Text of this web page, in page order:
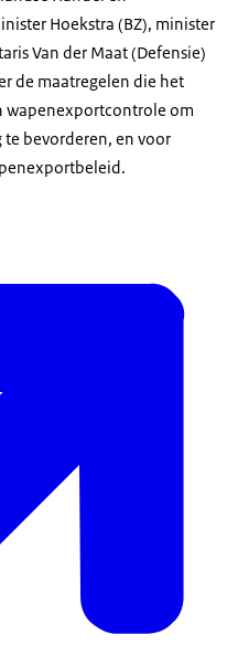
Hoekstra (BZ), minister
Van der Maat (Defensie)
de maatregelen die het
wapenexportcontrole om
te bevorderen, en voor